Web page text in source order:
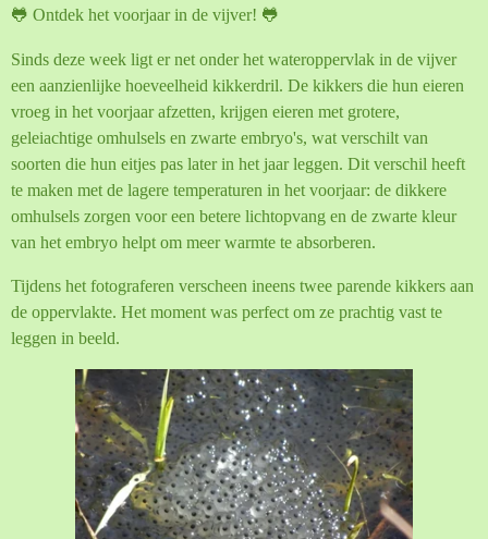
🐸 Ontdek het voorjaar in de vijver! 🐸
Sinds deze week ligt er net onder het wateroppervlak in de vijver
een aanzienlijke hoeveelheid kikkerdril. De kikkers die hun eieren
vroeg in het voorjaar afzetten, krijgen eieren met grotere,
geleiachtige omhulsels en zwarte embryo's, wat verschilt van
soorten die hun eitjes pas later in het jaar leggen. Dit verschil heeft
te maken met de lagere temperaturen in het voorjaar: de dikkere
omhulsels zorgen voor een betere lichtopvang en de zwarte kleur
van het embryo helpt om meer warmte te absorberen.
Tijdens het fotograferen verscheen ineens twee parende kikkers aan
de oppervlakte. Het moment was perfect om ze prachtig vast te
leggen in beeld.